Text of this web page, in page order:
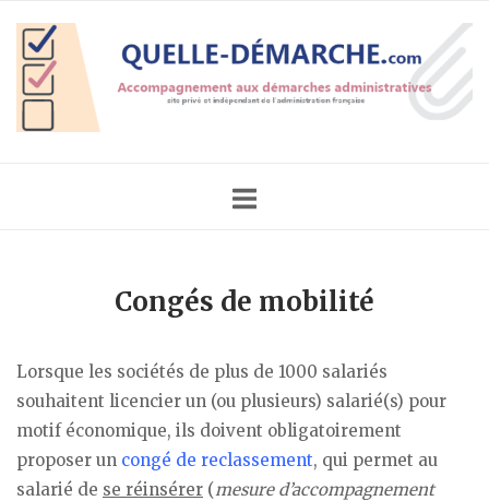
content
Home
Congés de mobilité
Lorsque les sociétés de plus de 1000 salariés
souhaitent licencier un (ou plusieurs) salarié(s) pour
motif économique, ils doivent obligatoirement
proposer un congé de reclassement, qui permet au
salarié de se réinsérer (mesure d’accompagnement